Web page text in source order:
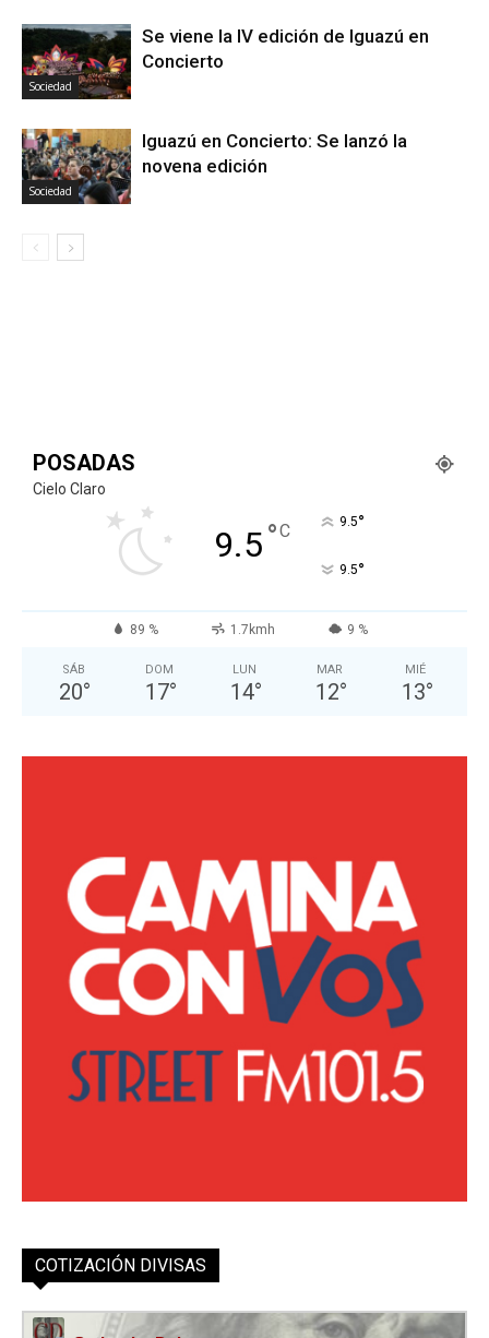
Sociedad
Se viene la IV edición de Iguazú en
Concierto
Sociedad
Iguazú en Concierto: Se lanzó la
novena edición
POSADAS
Cielo Claro
9.5°C 9.5°
9.5°
89 % 1.7kmh 9 %
SÁB
20°
DOM
17°
LUN
14°
MAR
12°
MIÉ
13°
COTIZACIÓN DIVISAS